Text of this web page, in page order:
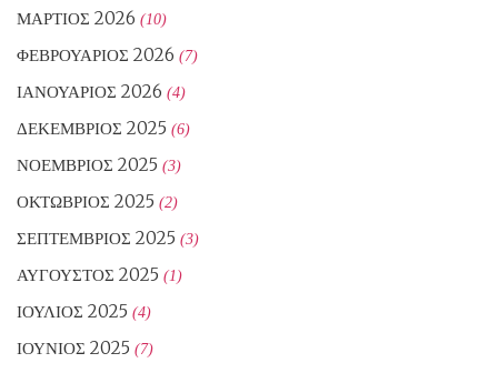
ΜΆΡΤΙΟΣ 2026 (10)
ΦΕΒΡΟΥΆΡΙΟΣ 2026 (7)
ΙΑΝΟΥΆΡΙΟΣ 2026 (4)
ΔΕΚΈΜΒΡΙΟΣ 2025 (6)
ΝΟΈΜΒΡΙΟΣ 2025 (3)
ΟΚΤΏΒΡΙΟΣ 2025 (2)
ΣΕΠΤΈΜΒΡΙΟΣ 2025 (3)
ΑΎΓΟΥΣΤΟΣ 2025 (1)
ΙΟΎΛΙΟΣ 2025 (4)
ΙΟΎΝΙΟΣ 2025 (7)